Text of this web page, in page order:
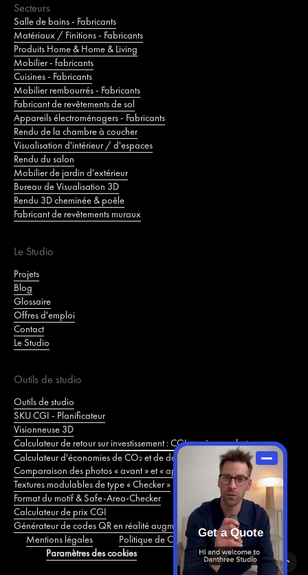
Secteurs
Salle de bains - Fabricants
Matériaux / Finitions - Fabricants
Produits Home & Home & Living
Mobilier - fabricants
Cuisines - Fabricants
Mobilier rembourrés - Fabricants
Fabricant de revêtements de sol
Appareils électroménagers - Fabricants
Rendu de la chambre à coucher
Visualisation d'intérieur / d'espaces
Rendu du salon
Mobilier de jardin d'extérieur
Bureau de Visualisation 3D
Rendu 3D cheminée & poêle
Fabricant de revêtements muraux
Le Studio
Projets
Blog
Glossaire
Offres d'emploi
Contact
Le Studio
Outils de studio
Outils de studio
SKU CGI - Planificateur
Visionneuse 3D
Calculateur de retour sur investissement : CGI vs. séance photo
Calculateur d'économies de CO₂ et de développement durable
Comparaison des photos « avant » et « après »
Textures modulables de type « Checker »
Format du motif & Safe-Area-Checker
Calculateur de prix CGI
Générateur de codes QR en réalité augmentée
Mentions légales
Politique de Confidentialité
Cookies
Paramètres des cookies
Offres d'emploi
Get a Quote